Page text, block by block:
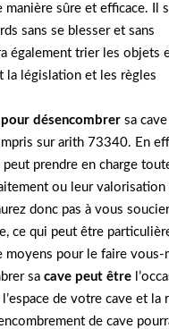
sûre et efficace. Il
sans se blesser et sans
également trier les objets
la législation et les règles
pour désencombrer sa
sur arith 73340. En
prendre en charge
ou leur valorisation
donc pas à vous
ce qui peut être
moyens pour le faire vous-
sa cave peut être
de votre cave et la
de cave